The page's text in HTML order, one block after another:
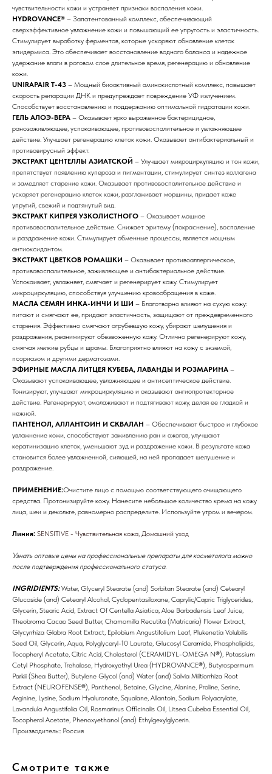
чувствительности кожи и устраняет признаки воспаления кожи.
HYDROVANCE® – Запатентованный комплекс, обеспечивающий
сверхэффективное увлажнение кожи и повышающий ее упругость и эластичность.
Стимулирует выработку ферментов, которые ускоряют обновление клеток
эпидермиса. Это обеспечивает восстановление водного баланса и надежное
удержание влаги в роговом слое длительное время, регенерацию и обновление
кожи.
UNIRAPAIR T-43 – Mощный биоактивный аминокислотный комплекс, повышает
скорость репарации ДНК и предупреждает повреждение УФ излучением.
Способствует восстановлению и поддержанию оптимальной гидратации кожи.
ГЕЛЬ АЛОЭ-ВЕРА – Оказывает ярко выраженное бактерицидное,
ранозаживляющее, успокаивающее, противовоспалительное и увлажняющее
действие. Улучшает регенерацию клеток кожи. Оказывает антибактериальный и
противовирусный эффект.
ЭКСТРАКТ ЦЕНТЕЛЛЫ АЗИАТСКОЙ – Улучшает микроциркуляцию и тон кожи,
препятствует появлению купероза и пигментации, стимулирует синтез коллагена
и замедляет старение кожи. Оказывает противовоспалительное действие и
ускоряет регенерацию клеток кожи, разглаживает морщины, придает коже
упругий, свежий и подтянутый вид.
ЭКСТРАКТ КИПРЕЯ УЗКОЛИСТНОГО – Оказывает мощное
противовоспалительное действие. Снижает эритему (покраснение), воспаление
и раздражение кожи. Стимулирует обменные процессы, является мощным
антиоксидантом.
ЭКСТРАКТ ЦВЕТКОВ РОМАШКИ – Оказывает противоаллергическое,
противовоспалительное, заживляющее и антибактериальное действие.
Успокаивает, увлажняет, смягчает и регенерирует кожу. Стимулирует
микроциркуляцию, способствуя улучшению кровообращения в коже.
МАСЛА СЕМЯН ИНКА-ИНЧИ И ШИ – Благотворно влияют на сухую кожу:
питают и смягчают ее, придают эластичность, защищают от преждевременного
старения. Эффективно смягчают огрубевшую кожу, убирают шелушения и
раздражения, реанимируют обезвоженную кожу. Отлично регенерируют кожу,
смягчая мелкие рубцы и шрамы. Благоприятно влияют на кожу с экземой,
псориазом и другими дерматозами.
ЭФИРНЫЕ МАСЛА ЛИТЦЕЯ КУБЕБА, ЛАВАНДЫ И РОЗМАРИНА –
Оказывают успокаивающее, увлажняющее и антисептическое действие.
Тонизируют, улучшают микроциркуляцию и оказывают ангиопротекторное
действие. Регенерируют, омолаживают и подтягивают кожу, делая ее гладкой и
нежной.
ПАНТЕНОЛ, АЛЛАНТОИН И СКВАЛАН – Обеспечивают быстрое и глубокое
увлажнение кожи, способствуют заживлению ран и ожогов, улучшают
кератинизацию клеток, уменьшают зуд и раздражение кожи. В результате кожа
становится более увлажненной, сияющей, на ней пропадает шелушение и
раздражение.
ПРИМЕНЕНИЕ:Очистите лицо с помощью соответствующего очищающего
средства. Протонизируйте кожу. Нанесите небольшое количество крема на кожу
лица, шеи и декольте, равномерно распределите. Используйте утром и вечером.
Линия: SENSITIVE - Чувствительная кожа, Домашний уход
Узнать оптовые цены на профессиональные препараты для косметолога можно
после подтверждения профессионального статуса.
INGRIDIENTS:Water, Glyceryl Stearate (and) Sorbitan Stearate (and) Cetearyl
Glucoside (and) Cetearyl Alcohol, Cyclopentasiloxane, Caprylic/Capric Triglycerides,
Glycerin, Stearic Acid, Extract Of Centella Asiatica, Aloe Barbadensis Leaf Juice,
Theobroma Cacao Seed Butter, Chamomilla Recutita (Matricaria) Flower Extract,
Glycyrrhiza Glabra Root Extract, Epilobium Angustifolium Leaf, Plukenetia Volubilis
Seed Oil, Glycerin, Aqua, Polyglyceryl-10 Laurate, Glucosyl Ceramide, Phospholipids,
Tocopheryl Acetate, Citric Acid, Cholesterol (CERAMIDYL-OMEGA N®), Potassium
Cetyl Phosphate, Trehalose, Hydroxyethyl Urea (HYDROVANCE®), Butyrospermum
Parkii (Shea Butter), Butylene Glycol (and) Water (and) Salvia Miltiorrhiza Root
Extract (NEUROFENSE®), Panthenol, Betaine, Glycine, Alanine, Proline, Serine,
Arginine, Lysine, Sodium Hyaluronate, Squalane, Allantoin, Sodium Polyacrylate,
Lavandula Angustifolia Oil, Rosmarinus Officinalis Oil, Litsea Cubeba Essential Oil,
Tocopherol Acetate, Phenoxyethanol (and) Ethylgexylglycerin.
Производитель:: Россия
Смотрите также
Бренды
Профессиональная
косметика
Препараты косметолога
Доставка